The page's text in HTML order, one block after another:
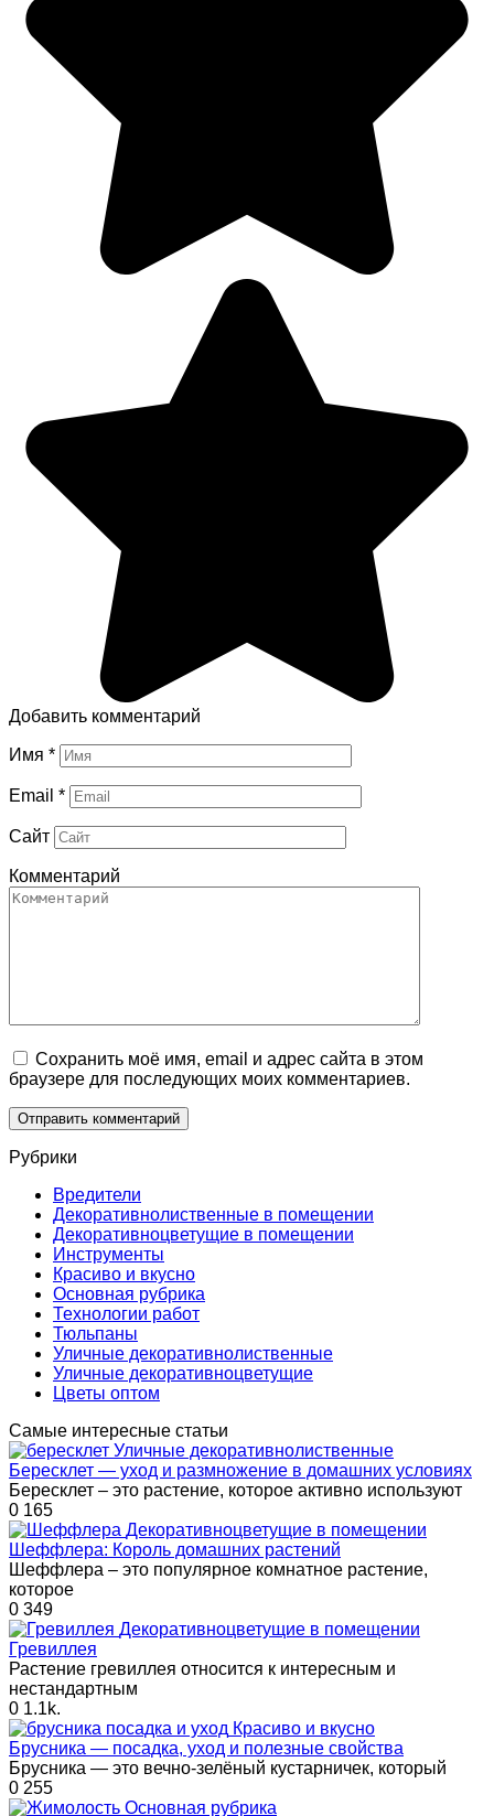
Добавить комментарий
Имя *
Email *
Сайт
Комментарий
Сохранить моё имя, email и адрес сайта в этом
браузере для последующих моих комментариев.
Рубрики
Вредители
Декоративнолиственные в помещении
Декоративноцветущие в помещении
Инструменты
Краcиво и вкусно
Основная рубрика
Технологии работ
Тюльпаны
Уличные декоративнолиственные
Уличные декоративноцветущие
Цветы оптом
Самые интересные статьи
Уличные декоративнолиственные
Бересклет — уход и размножение в домашних условиях
Бересклет – это растение, которое активно используют
0 165
Декоративноцветущие в помещении
Шеффлера: Король домашних растений
Шеффлера – это популярное комнатное растение,
которое
0 349
Декоративноцветущие в помещении
Гревиллея
Растение гревиллея относится к интересным и
нестандартным
0 1.1k.
Краcиво и вкусно
Брусника — посадка, уход и полезные свойства
Брусника — это вечно-зелёный кустарничек, который
0 255
Основная рубрика